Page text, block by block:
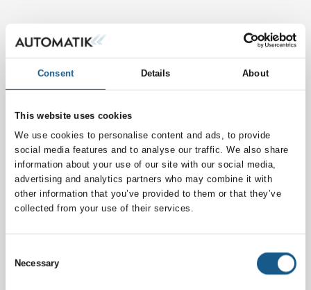
Consent Details About
This website uses cookies
We use cookies to personalise content and ads, to provide
social media features and to analyse our traffic. We also share
information about your use of our site with our social media,
advertising and analytics partners who may combine it with
other information that you’ve provided to them or that they’ve
collected from your use of their services.
Selection
Necessary